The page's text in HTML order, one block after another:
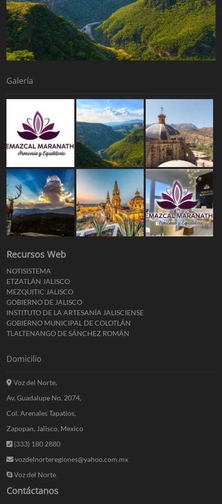
Galería
Recursos Web
NOTISISTEMA
ETZATLÁN JALISCO
MEZQUITIC JALISCO
GOBIERNO DE JALISCO
INSTITUTO DE LA ARTESANÍA JALISCIENSE
GOBIERNO MUNICIPAL DE COLOTLÁN
TLALTENANGO DE SÁNCHEZ ROMÁN
Domicilio
Voz del Norte,
Av. Guadalupe No. 2074,
Col. Arenales Tapatios,
Zapopan, Jalisco, Mexico
(333) 180 2880
vozdelnorteregiones@yahoo.com.mx
Voz del Norte
Contáctanos